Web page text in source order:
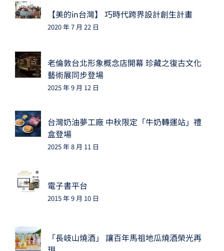
【美的in台灣】 巧時代跨界設計創生計畫
2020 年 7 月 22 日
老倫敦台北形象概念店開幕 珍藏之復古文化
藝術展同步登場
2025 年 9 月 12 日
台灣奶油夢工廠 中秋限定「牛奶轉運站」禮
盒登場
2025 年 8 月 11 日
電子書平台
2015 年 9 月 10 日
「長岐山燒酒」 讓百年馬祖地瓜燒酒榮光再